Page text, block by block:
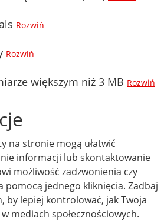
Rozwiń
Rozwiń
większym niż 3 MB Rozwiń
na stronie mogą ułatwić
informacji lub skontaktowanie
możliwość zadzwonienia czy
pomocą jednego kliknięcia. Zadbaj
by lepiej kontrolować, jak Twoja
mediach społecznościowych.